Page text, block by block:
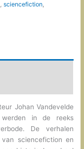
,sciencefiction,
Johan Vandevelde
werden in de reeks
De verhalen
sciencefiction en